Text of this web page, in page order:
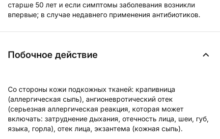
старше 50 лет и если симптомы заболевания возникли
впервые; в случае недавнего применения антибиотиков.
Побочное действие
Со стороны кожи подкожных тканей: крапивница
(аллергическая сыпь), ангионевротический отек
(серьезная аллергическая реакция, которая может
включать: затруднение дыхания, отечность лица, шеи, губ,
языка, горла), отек лица, экзантема (кожная сыпь).